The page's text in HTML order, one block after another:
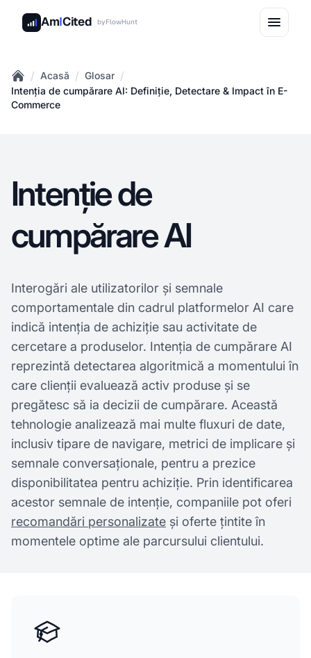
AmICited byFlowHunt
Home
/ Acasă / Glosar /
Intenția de cumpărare AI: Definiție, Detectare & Impact în E-
Commerce
Intenție de
cumpărare AI
Interogări ale utilizatorilor și semnale
comportamentale din cadrul platformelor AI care
indică intenția de achiziție sau activitate de
cercetare a produselor. Intenția de cumpărare AI
reprezintă detectarea algoritmică a momentului în
care clienții evaluează activ produse și se
pregătesc să ia decizii de cumpărare. Această
tehnologie analizează mai multe fluxuri de date,
inclusiv tipare de navigare, metrici de implicare și
semnale conversaționale, pentru a prezice
disponibilitatea pentru achiziție. Prin identificarea
acestor semnale de intenție, companiile pot oferi
recomandări personalizate și oferte țintite în
momentele optime ale parcursului clientului.